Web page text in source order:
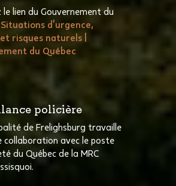
le lien du Gouvernement du
Situations d’urgence,
risques naturels |
du Québec
policière
de Frelighsburg travaille
collaboration avec le poste
du Québec de la MRC